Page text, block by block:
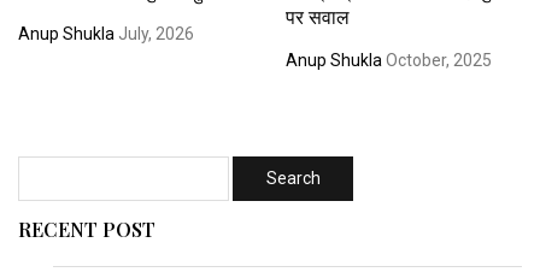
Anup Shukla July, 2026
पर सवाल
Anup Shukla October, 2025
RECENT POST